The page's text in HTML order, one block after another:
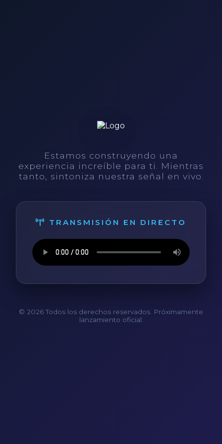
Estamos construyendo una
experiencia increíble para ti. Mientras
tanto, sintoniza nuestra señal en vivo.
TRANSMISIÓN EN DIRECTO
© 2026 Todos los derechos reservados. Próximamente
lanzamiento oficial.